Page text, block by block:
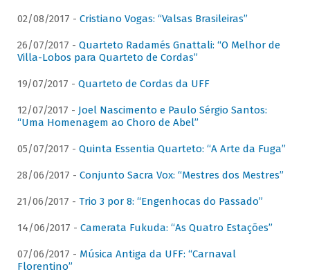
02/08/2017 - Cristiano Vogas: “Valsas Brasileiras”
26/07/2017 - Quarteto Radamés Gnattali: “O Melhor de
Villa-Lobos para Quarteto de Cordas”
19/07/2017 - Quarteto de Cordas da UFF
12/07/2017 - Joel Nascimento e Paulo Sérgio Santos:
“Uma Homenagem ao Choro de Abel”
05/07/2017 - Quinta Essentia Quarteto: “A Arte da Fuga”
28/06/2017 - Conjunto Sacra Vox: “Mestres dos Mestres”
21/06/2017 - Trio 3 por 8: “Engenhocas do Passado”
14/06/2017 - Camerata Fukuda: “As Quatro Estações”
07/06/2017 - Música Antiga da UFF: “Carnaval
Florentino”